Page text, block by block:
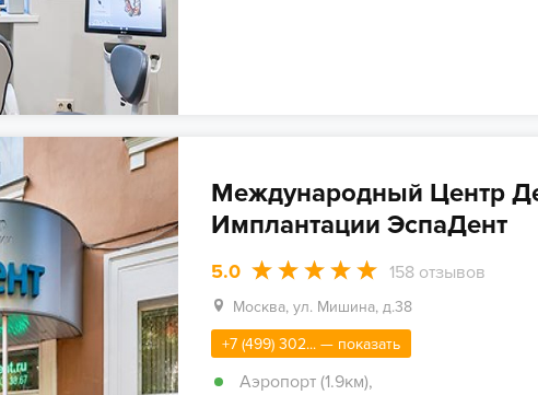
Международный Центр
Имплантации ЭспаДент
5.0 158отзывов
Москва, ул. Мишина, д.38
+7 (499) 302... — показать
Аэропорт (1.9км),